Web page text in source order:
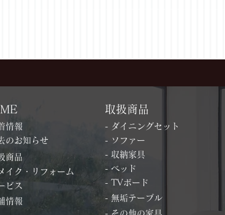
情報
のお知らせ
商品
イク・リフォーム
ビス
情報
取扱商品
- ダイニングセット
- ソファー
- 収納家具
- ベッド
- TVボード
- 無垢テーブル
- その他の家具